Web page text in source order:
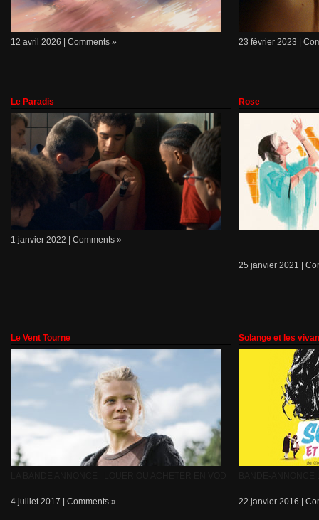
12 avril 2026 | Comments » 23 février 2023 |
Le Paradis
1 janvier 2022 | Comments »
Rose
25 janvier 2021 |
Le Vent Tourne
4 juillet 2017 | Comments »
Solange et les
22 janvier 2016 |